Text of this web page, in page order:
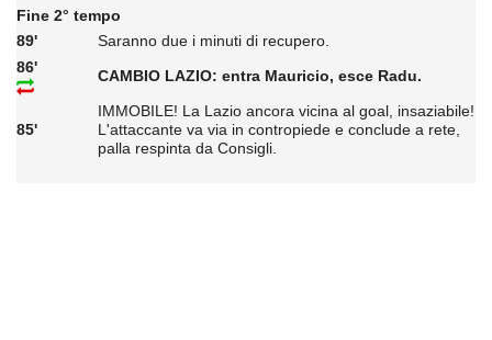
Fine 2° tempo
89'
Saranno due i minuti di recupero.
86'
CAMBIO LAZIO: entra Mauricio, esce Radu.
85'
IMMOBILE! La Lazio ancora vicina al goal, insaziabile!
L'attaccante va via in contropiede e conclude a rete,
palla respinta da Consigli.